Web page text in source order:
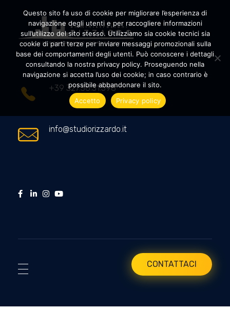
Amministrazioni Rizzardo
+39 327.36.31.598
info@studiorizzardo.it
CONTATTACI
Questo sito fa uso di cookie per migliorare l’esperienza di
navigazione degli utenti e per raccogliere informazioni
sull’utilizzo del sito stesso. Utilizziamo sia cookie tecnici sia
cookie di parti terze per inviare messaggi promozionali sulla
base dei comportamenti degli utenti. Può conoscere i dettagli
consultando la nostra privacy policy. Proseguendo nella
navigazione si accetta l’uso dei cookie; in caso contrario è
possibile abbandonare il sito.
Accetto
Privacy policy